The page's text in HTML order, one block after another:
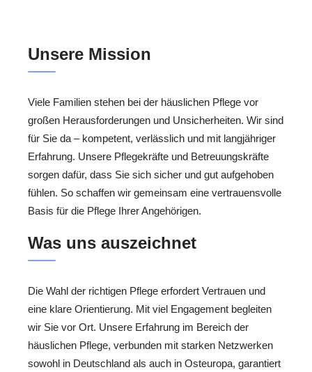
Unsere Mission
Viele Familien stehen bei der häuslichen Pflege vor
großen Herausforderungen und Unsicherheiten. Wir sind
für Sie da – kompetent, verlässlich und mit langjähriger
Erfahrung. Unsere Pflegekräfte und Betreuungskräfte
sorgen dafür, dass Sie sich sicher und gut aufgehoben
fühlen. So schaffen wir gemeinsam eine vertrauensvolle
Basis für die Pflege Ihrer Angehörigen.
Was uns auszeichnet
Die Wahl der richtigen Pflege erfordert Vertrauen und
eine klare Orientierung. Mit viel Engagement begleiten
wir Sie vor Ort. Unsere Erfahrung im Bereich der
häuslichen Pflege, verbunden mit starken Netzwerken
sowohl in Deutschland als auch in Osteuropa, garantiert